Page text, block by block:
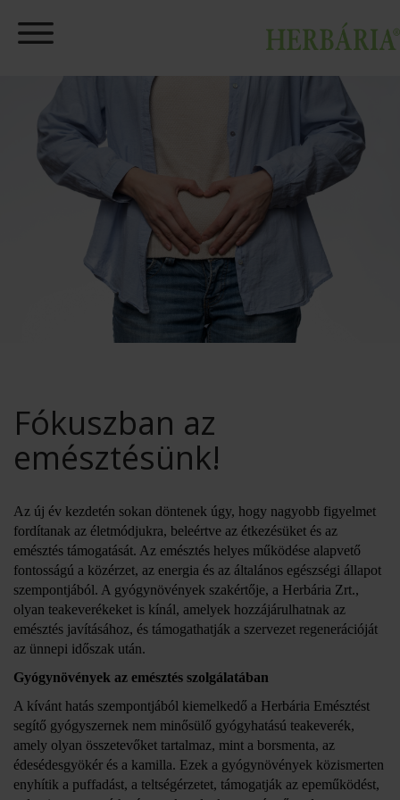
Fókuszban az
emésztésünk!
Az új év kezdetén sokan döntenek úgy, hogy nagyobb figyelmet
fordítanak az életmódjukra, beleértve az étkezésüket és az
emésztés támogatását. Az emésztés helyes működése alapvető
fontosságú a közérzet, az energia és az általános egészségi állapot
szempontjából. A gyógynövények szakértője, a Herbária Zrt.,
olyan teakeverékeket is kínál, amelyek hozzájárulhatnak az
emésztés javításához, és támogathatják a szervezet regenerációját
az ünnepi időszak után.
Gyógynövények az emésztés szolgálatában
A kívánt hatás szempontjából kiemelkedő a Herbária Emésztést
segítő gyógyszernek nem minősülő gyógyhatású teakeverék,
amely olyan összetevőket tartalmaz, mint a borsmenta, az
édesédesgyökér és a kamilla. Ezek a gyógynövények közismerten
enyhítik a puffadást, a teltségérzetet, támogatják az epeműködést,